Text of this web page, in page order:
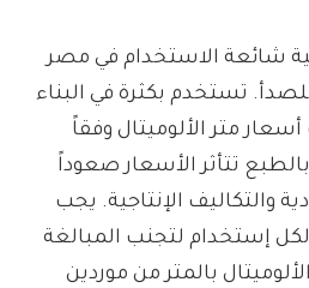
شائعة الاستخدام في مصر
تستخدم بكثرة في البناء
متر الألوميتال وفقاً
تتأثر الأسعار صعوداً
والتكاليف الإنتاجية. يجب
لكل إستخدام لتجنب المبالغة
بالمتر من موردين